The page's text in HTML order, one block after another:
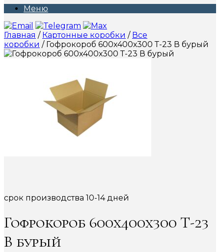
Меню
Главная / Картонные коробки / Все
коробки / Гофрокороб 600х400х300 Т-23 В бурый
срок производства 10-14 дней
Гофрокороб 600х400х300 Т-23
В бурый